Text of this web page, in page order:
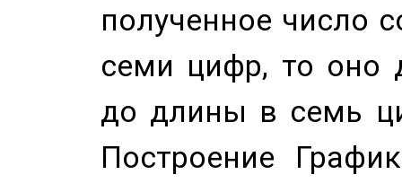
полученное число
семи цифр, то оно
до длины в семь
Построение